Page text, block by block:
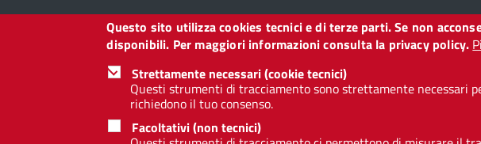
Collegamento
Facebook
Collegamento
a
Twitter
Collegamento
a
Instagram
Collegamento
a
LinkedIn
Collegamento
a
You
Tube
Collegamento
a
Telegram
Collegamento
a
Whatsapp
Redazione web Privacy Note legali
Questo sito utilizza cookies tecnici e di terze parti. Se non
disponibili. Per maggiori informazioni consulta la privacy policy.
Strettamente necessari (cookie tecnici)
Questi strumenti di tracciamento sono strettamente necessari
richiedono il tuo consenso.
Facoltativi (non tecnici)